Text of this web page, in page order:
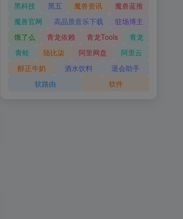
黑科技 黑五 魔兽资讯
魔兽蓝推
魔兽官网
高品质音乐下载
驻场博主
饿了么
青龙依赖 青龙Tools
青龙
青蛙
陆比柒 阿里网盘
阿里云
醇正牛奶
酒水饮料
退会助手
软路由
软件